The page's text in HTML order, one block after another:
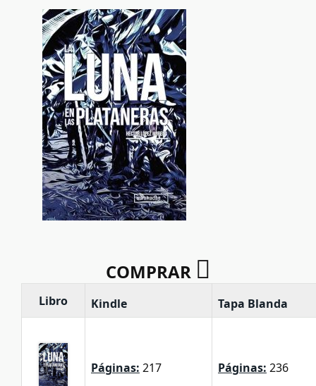
COMPRAR
Libro Kindle Tapa Blanda
Páginas: 217
Páginas: 236